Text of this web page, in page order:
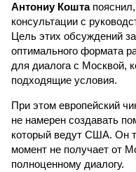
Антониу Коштапояснил,
консультации с
Цель этих обсуждений
оптимального формата
для диалога с Москвой,
подходящие условия.
При этом европейский
не намерен создавать
который ведут США. Он
момент не получает от
полноценному диалогу.